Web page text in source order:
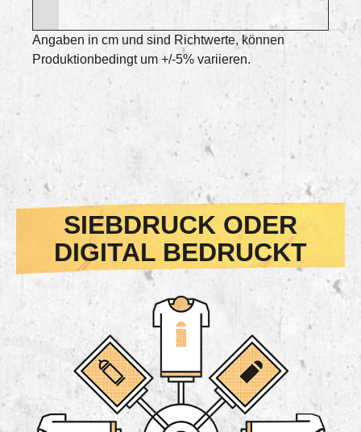
Angaben in cm und sind Richtwerte, können
Produktionbedingt um +/-5% variieren.
SIEBDRUCK ODER
DIGITAL BEDRUCKT